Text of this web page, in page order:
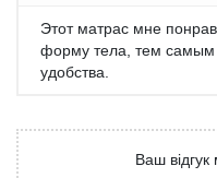
Этот матрас мне
форму тела, тем самым
удобства.
Ваш